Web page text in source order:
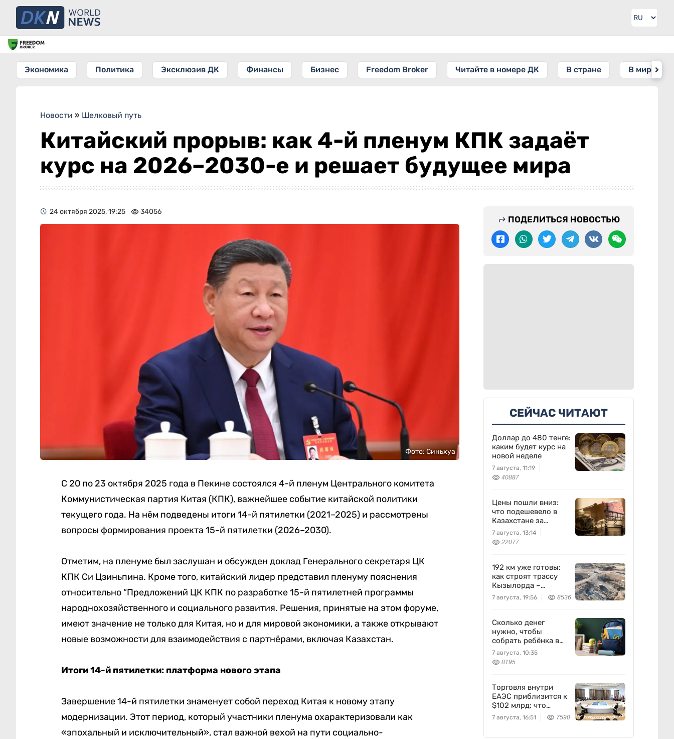
Экономика Политика Эксклюзив ДК Финансы Бизнес Freedom Broker Читайте в номере ДК В стране В мире
Новости » Шелковый путь
Китайский прорыв: как 4-й пленум КПК задаёт
курс на 2026–2030-е и решает будущее мира
24 октября 2025, 19:25 34056
Фото: Синьхуа
С 20 по 23 октября 2025 года в Пекине состоялся 4-й пленум Центрального комитета
Коммунистическая партия Китая (КПК), важнейшее событие китайской политики
текущего года. На нём подведены итоги 14-й пятилетки (2021–2025) и рассмотрены
вопросы формирования проекта 15-й пятилетки (2026–2030).
Отметим, на пленуме был заслушан и обсужден доклад Генерального секретаря ЦК
КПК Си Цзиньпина. Кроме того, китайский лидер представил пленуму пояснения
относительно “Предложений ЦК КПК по разработке 15-й пятилетней программы
народнохозяйственного и социального развития. Решения, принятые на этом форуме,
имеют значение не только для Китая, но и для мировой экономики, а также открывают
новые возможности для взаимодействия с партнёрами, включая Казахстан.
Итоги 14-й пятилетки: платформа нового этапа
Завершение 14-й пятилетки знаменует собой переход Китая к новому этапу
модернизации. Этот период, который участники пленума охарактеризовали как
«эпохальный и исключительный», стал важной вехой на пути социально-
ПОДЕЛИТЬСЯ НОВОСТЬЮ
СЕЙЧАС ЧИТАЮТ
Доллар до 480 тенге:
каким будет курс на
новой неделе
7 августа, 11:19
40887
Цены пошли вниз:
что подешевело в
Казахстане за
неделю
7 августа, 13:14
22077
192 км уже готовы:
как строят трассу
Кызылорда –
Жезказган
7 августа, 19:56 8536
Сколько денег
нужно, чтобы
собрать ребёнка в
школу?
7 августа, 10:35
8195
Торговля внутри
ЕАЭС приблизится к
$102 млрд: что
предложил
Казахстан
7 августа, 16:51 7590